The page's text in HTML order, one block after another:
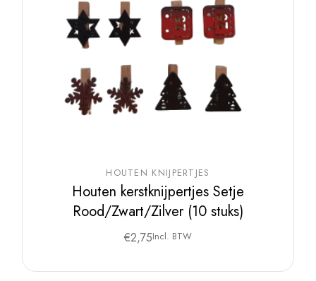
HOUTEN KNIJPERTJES
Houten kerstknijpertjes Setje
Rood/Zwart/Zilver (10 stuks)
€2,75Incl. BTW